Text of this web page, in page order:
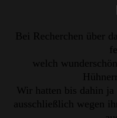
Bei Recherchen über
welch
Wir hatten bis dahin ja
ausschließlich wegen